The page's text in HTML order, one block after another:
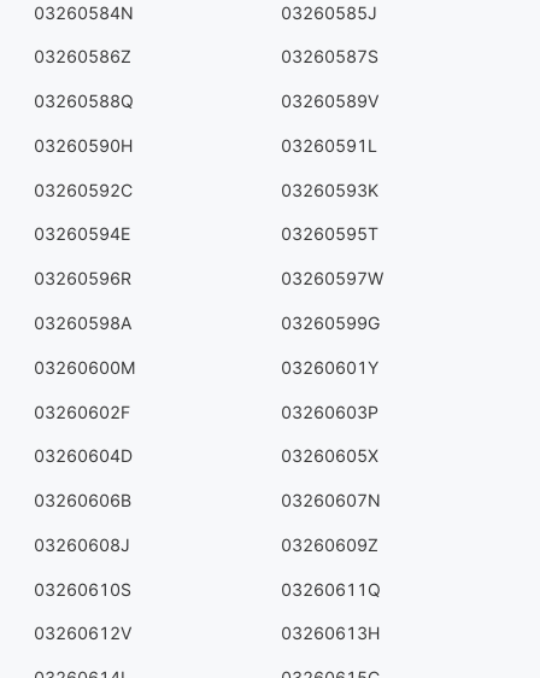
03260584N 03260585J
03260586Z 03260587S
03260588Q 03260589V
03260590H 03260591L
03260592C 03260593K
03260594E 03260595T
03260596R 03260597W
03260598A 03260599G
03260600M 03260601Y
03260602F 03260603P
03260604D 03260605X
03260606B 03260607N
03260608J 03260609Z
03260610S 03260611Q
03260612V 03260613H